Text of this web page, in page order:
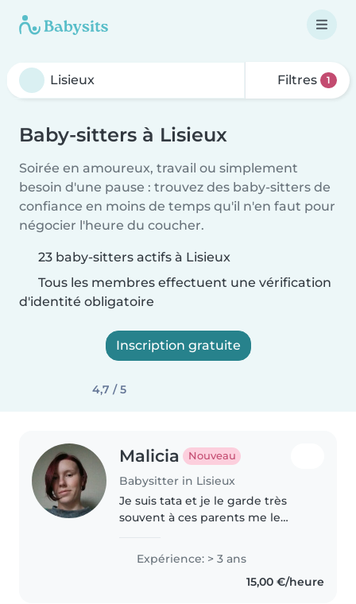
Filtres 1
Baby-sitters à Lisieux
Soirée en amoureux, travail ou simplement
besoin d'une pause : trouvez des baby-sitters de
confiance en moins de temps qu'il n'en faut pour
négocier l'heure du coucher.
23 baby-sitters actifs à Lisieux
Tous les membres effectuent une vérification
d'identité obligatoire
Inscription gratuite
4,7 / 5
Malicia Nouveau
Babysitter in Lisieux
Je suis tata et je le garde très
souvent à ces parents me le
Expérience: > 3 ans
15,00 €/heure